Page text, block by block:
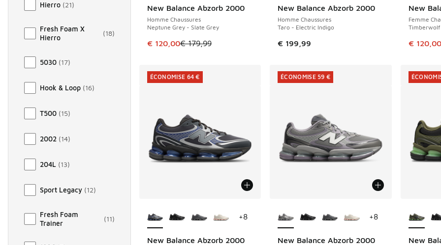
Hierro (21)
Fresh Foam X
Hierro
(18)
5030 (17)
Hook & Loop (16)
T500 (15)
2002 (14)
204L (13)
Sport Legacy (12)
Fresh Foam
Trainer
(11)
New Balance Abzorb 2000
Homme Chaussures
Neptune Grey - Slate Grey
Cet article est en promotion. Prix en baisse de € 179,99 à € 120,00
€ 120,00€ 179,99
ÉCONOMISE 59 € New Balance Abzorb 2000
Homme Chaussures
Taro - Electric Indigo
€ 199,99
New
Femme
Timberwolf
Cet
€ 120,00
New Balance Abzorb 2000
ÉCONOMISE 64 €
+8
ÉCONOMISE 64 €
New Balance Abzorb 2000
ÉCONOMISE 59 €
+8
ÉCONOMISE 59 €
New